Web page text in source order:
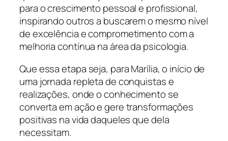
para o crescimento pessoal e profissional,
inspirando outros a buscarem o mesmo nível
de excelência e comprometimento com a
melhoria contínua na área da psicologia.
Que essa etapa seja, para Marília, o início de
uma jornada repleta de conquistas e
realizações, onde o conhecimento se
converta em ação e gere transformações
positivas na vida daqueles que dela
necessitam.